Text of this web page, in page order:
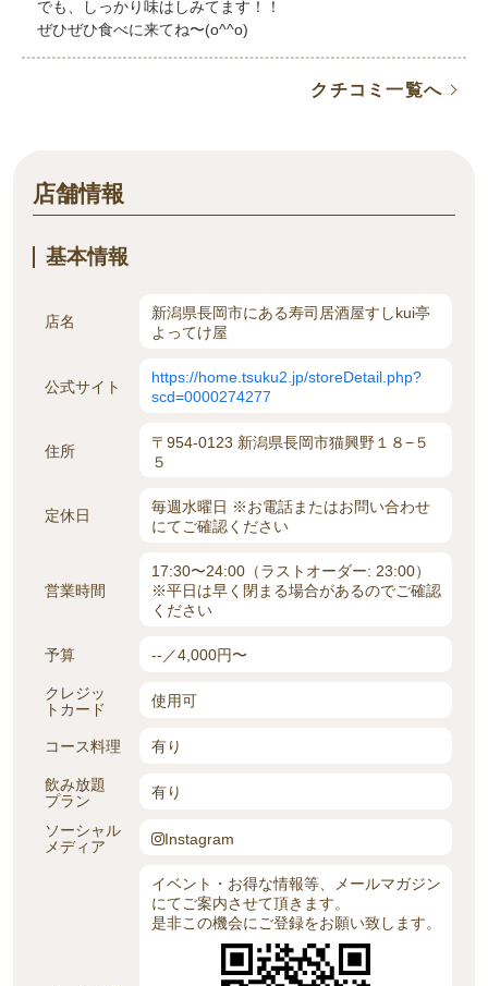
でも、しっかり味はしみてます！！
ぜひぜひ食べに来てね〜(o^^o)
クチコミ一覧へ
店舗情報
基本情報
店名
新潟県長岡市にある寿司居酒屋すしkui亭
よってけ屋
公式サイト
https://home.tsuku2.jp/storeDetail.php?
scd=0000274277
住所
〒954-0123 新潟県長岡市猫興野１８−５
５
定休日
毎週水曜日 ※お電話またはお問い合わせ
にてご確認ください
営業時間
17:30〜24:00（ラストオーダー: 23:00）
※平日は早く閉まる場合があるのでご確認
ください
予算 --／4,000円〜
クレジッ
トカード
使用可
コース料理 有り
飲み放題
プラン
有り
ソーシャル
メディア
Instagram
イベント・お得な情報等、メールマガジン
にてご案内させて頂きます。
是非この機会にご登録をお願い致します。